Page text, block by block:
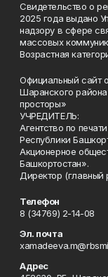
Свидетельство о
2025 года выдано
надзору в сфере
массовых
Возрастная
Официальный сайт
Шаранского
просторы»
УЧРЕДИТЕЛЬ:
Агентство по
Республики
Акционерное
Башкортостан».
Директор
Телефон
8 (34769) 2-14-08
Эл. почта
Адрес